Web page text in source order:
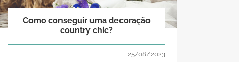
Como conseguir uma decoração
country chic?
25/08/2023